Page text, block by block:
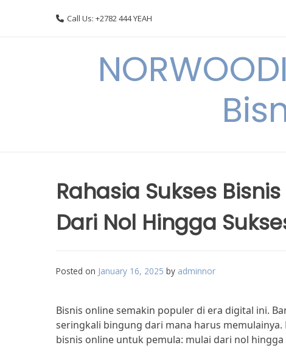
Call Us: +2782 444 YEAH
Rahasia Sukses
Dari Nol Hingga
Posted on January 16, 2025 by adminnor
Bisnis online semakin populer di era digital ini.
seringkali bingung dari mana harus
bisnis online untuk pemula: mulai dari nol hingga